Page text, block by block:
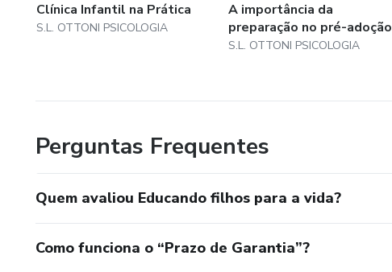
Clínica Infantil na Prática
S.L. OTTONI PSICOLOGIA
A importância da
preparação no pré-adoção
S.L. OTTONI PSICOLOGIA
Perguntas Frequentes
Quem avaliou Educando filhos para a vida?
Como funciona o “Prazo de Garantia”?